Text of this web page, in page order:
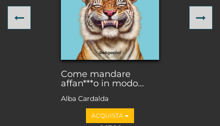
Come mandare
affan***o in modo...
Alba Cardalda
ACQUISTA
Previous